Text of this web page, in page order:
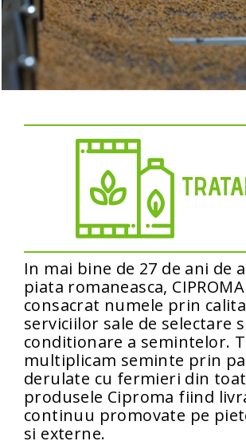
In mai bine de 27 de ani de
piata romaneasca,
consacrat numele prin
serviciilor sale de selectare
conditionare a semintelor.
multiplicam seminte prin
derulate cu fermieri din
produsele Ciproma fiind
continuu promovate pe
si externe.